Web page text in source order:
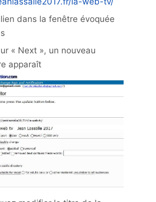
dans la fenêtre évoquée
« Next », un nouveau
apparaît